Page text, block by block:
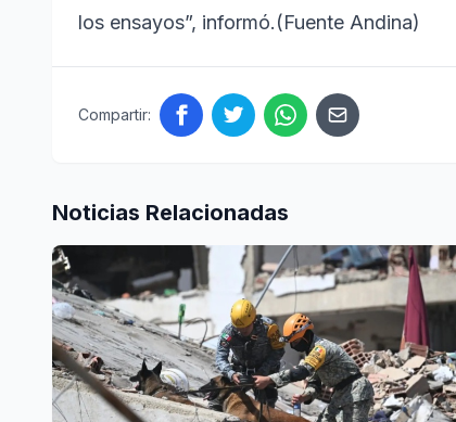
los ensayos”, informó.(Fuente Andina)
Compartir:
Noticias Relacionadas